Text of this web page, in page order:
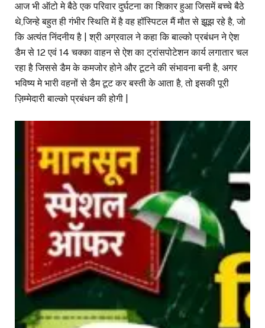
आज भी ऑटो मे बैठे एक परिवार दुर्घटना का शिकार हुआ जिसमें बच्चे बैठे
थे,जिन्हे बहुत ही गंभीर स्थिति में है वह हॉस्पिटल मैं मौत से झूझ रहे है, जो
कि अत्यंत निंदनीय है | श्री अग्रवाल ने कहा कि बाल्को प्रबंधन ने ऐश
डैम से 12 एवं 14 चक्का वाहन से ऐश का ट्रांसपोटेशन कार्य लगातार चल
रहा है जिससे डैम के कमजोर होने और टूटने की संभावना बनी है, अगर
भविष्य मे भारी वहनों से डैम टूट कर बस्ती के आता है, तो इसकी पूरी
ज़िम्मेदारी बाल्को प्रबंधन की होगी |